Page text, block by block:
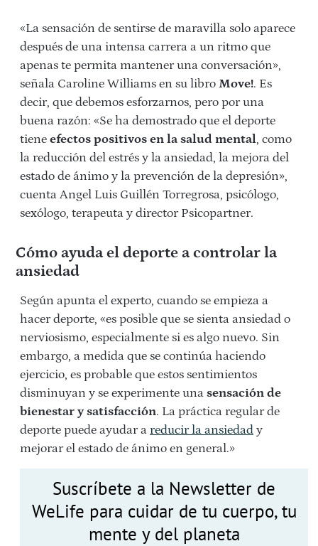
«La sensación de sentirse de maravilla solo aparece
después de una intensa carrera a un ritmo que
apenas te permita mantener una conversación»,
señala Caroline Williams en su libro Move!. Es
decir, que debemos esforzarnos, pero por una
buena razón: «Se ha demostrado que el deporte
tiene efectos positivos en la salud mental, como
la reducción del estrés y la ansiedad, la mejora del
estado de ánimo y la prevención de la depresión»,
cuenta Angel Luis Guillén Torregrosa, psicólogo,
sexólogo, terapeuta y director Psicopartner.
Cómo ayuda el deporte a controlar la
ansiedad
Según apunta el experto, cuando se empieza a
hacer deporte, «es posible que se sienta ansiedad o
nerviosismo, especialmente si es algo nuevo. Sin
embargo, a medida que se continúa haciendo
ejercicio, es probable que estos sentimientos
disminuyan y se experimente una sensación de
bienestar y satisfacción. La práctica regular de
deporte puede ayudar a reducir la ansiedad y
mejorar el estado de ánimo en general.»
Suscríbete a la Newsletter de
WeLife para cuidar de tu cuerpo, tu
mente y del planeta